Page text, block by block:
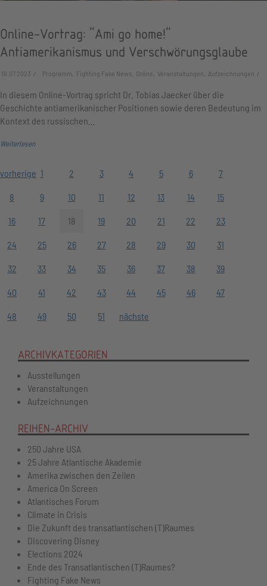
Online-Vortrag: "Ami go home!"
Antiamerikanismus und Verschwörungsglaube
19.07.2023 Programm, Fighting Fake News, Online, Veranstaltungen, Aufzeichnungen
In diesem Online-Vortrag spricht Dr. Tobias Jaecker über die
Geschichte antiamerikanischer Positionen sowie deren Bedeutung im
Kontext des russischen…
Weiterlesen
vorherige 1 2 3 4 5 6 7
8 9 10 11 12 13 14 15
16 17 18 19 20 21 22 23
24 25 26 27 28 29 30 31
32 33 34 35 36 37 38 39
40 41 42 43 44 45 46 47
48 49 50 51 nächste
ARCHIVKATEGORIEN
Ausstellungen
Veranstaltungen
Aufzeichnungen
REIHEN-ARCHIV
250 Jahre USA
25 Jahre Atlantische Akademie
Amerika zwischen den Zeilen
America On Screen
Atlantisches Forum
Climate in Crisis
Die Zukunft des transatlantischen (T)Raumes
Discovering Disney
Elections 2024
Ende des Transatlantischen (T)Raumes?
Fighting Fake News